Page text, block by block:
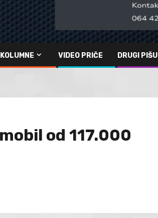
KOLUMNE VIDEO PRIČE DRUGI PIŠU
od 117.000